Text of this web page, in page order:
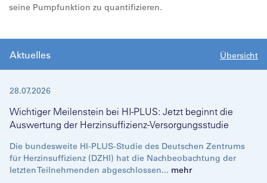
seine Pumpfunktion zu quantifizieren.
Aktuelles Übersicht
28.07.2026
Wichtiger Meilenstein bei HI-PLUS: Jetzt beginnt die
Auswertung der Herzinsuffizienz-Versorgungsstudie
Die bundesweite HI-PLUS-Studie des Deutschen Zentrums
für Herzinsuffizienz (DZHI) hat die Nachbeobachtung der
letzten Teilnehmenden abgeschlossen... mehr